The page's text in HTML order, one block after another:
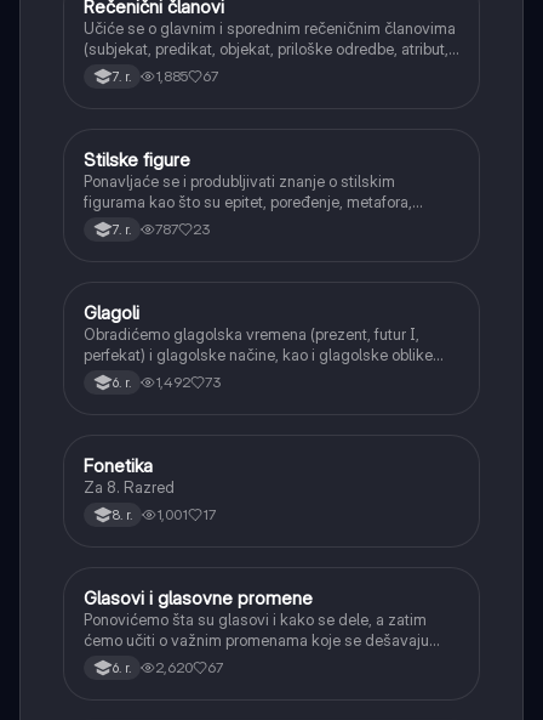
Srpski jezik
Rečenični članovi
Učiće se o glavnim i sporednim rečeničnim članovima
(subjekat, predikat, objekat, priloške odredbe, atribut,
apozicija) i njihovoj funkciji.
7. r. 1,885 67
Srpski jezik
Stilske figure
Ponavljaće se i produbljivati znanje o stilskim
figurama kao što su epitet, poređenje, metafora,
personifikacija, hiperbola, onomatopeja, aliteracija i
asonanca, razumevajući njihovu ulogu u tekstu.
7. r. 787 23
Srpski jezik
Glagoli
Obradićemo glagolska vremena (prezent, futur I,
perfekat) i glagolske načine, kao i glagolske oblike
(infinitiv, glagolski pridevi i prilozi) i glagolski vid
(svršeni i nesvršeni).
6. r. 1,492 73
Srpski jezik
Fonetika
Za 8. Razred
8. r. 1,001 17
Srpski jezik
Glasovi i glasovne promene
Ponovićemo šta su glasovi i kako se dele, a zatim
ćemo učiti o važnim promenama koje se dešavaju
kada se glasovi nađu jedan pored drugog u rečima
(npr. jednačenje suglasnika po zvučnosti i mestu
6. r. 2,620 67